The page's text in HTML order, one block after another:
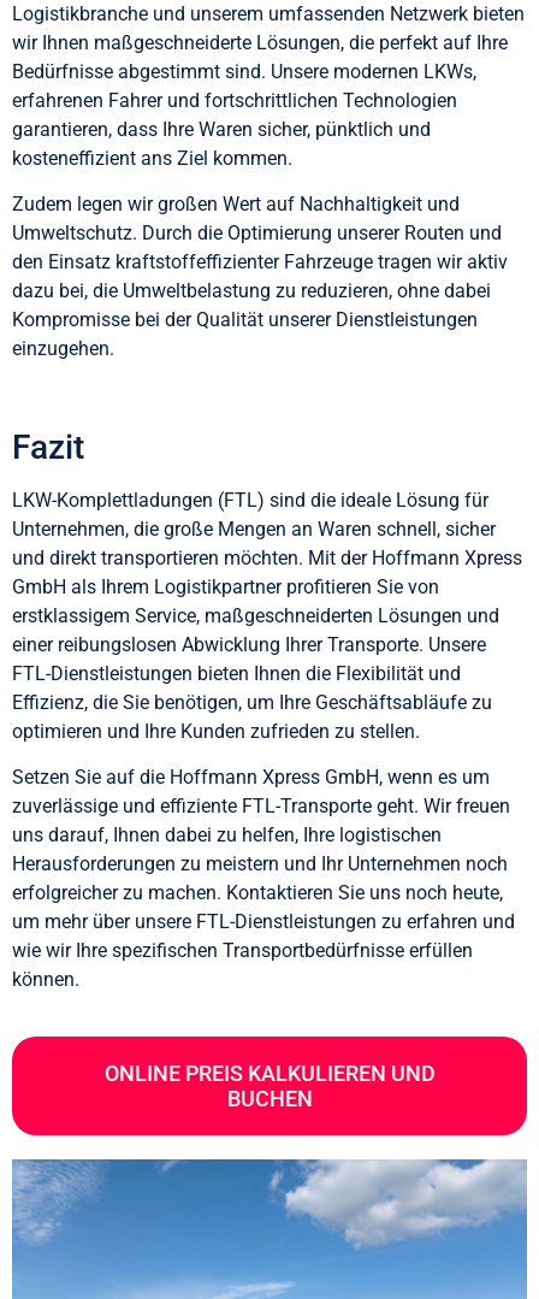
Logistikbranche und unserem umfassenden Netzwerk bieten
wir Ihnen maßgeschneiderte Lösungen, die perfekt auf Ihre
Bedürfnisse abgestimmt sind. Unsere modernen LKWs,
erfahrenen Fahrer und fortschrittlichen Technologien
garantieren, dass Ihre Waren sicher, pünktlich und
kosteneffizient ans Ziel kommen.
Zudem legen wir großen Wert auf Nachhaltigkeit und
Umweltschutz. Durch die Optimierung unserer Routen und
den Einsatz kraftstoffeffizienter Fahrzeuge tragen wir aktiv
dazu bei, die Umweltbelastung zu reduzieren, ohne dabei
Kompromisse bei der Qualität unserer Dienstleistungen
einzugehen.
Fazit
LKW-Komplettladungen (FTL) sind die ideale Lösung für
Unternehmen, die große Mengen an Waren schnell, sicher
und direkt transportieren möchten. Mit der Hoffmann Xpress
GmbH als Ihrem Logistikpartner profitieren Sie von
erstklassigem Service, maßgeschneiderten Lösungen und
einer reibungslosen Abwicklung Ihrer Transporte. Unsere
FTL-Dienstleistungen bieten Ihnen die Flexibilität und
Effizienz, die Sie benötigen, um Ihre Geschäftsabläufe zu
optimieren und Ihre Kunden zufrieden zu stellen.
Setzen Sie auf die Hoffmann Xpress GmbH, wenn es um
zuverlässige und effiziente FTL-Transporte geht. Wir freuen
uns darauf, Ihnen dabei zu helfen, Ihre logistischen
Herausforderungen zu meistern und Ihr Unternehmen noch
erfolgreicher zu machen. Kontaktieren Sie uns noch heute,
um mehr über unsere FTL-Dienstleistungen zu erfahren und
wie wir Ihre spezifischen Transportbedürfnisse erfüllen
können.
ONLINE PREIS KALKULIEREN UND
BUCHEN